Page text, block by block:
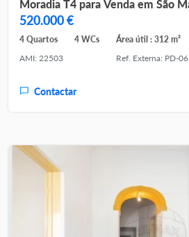
Moradia T4 para
520.000 €
4 Quartos 4 WCs
Área útil : 312 m²
AMI: 22503
Contactar